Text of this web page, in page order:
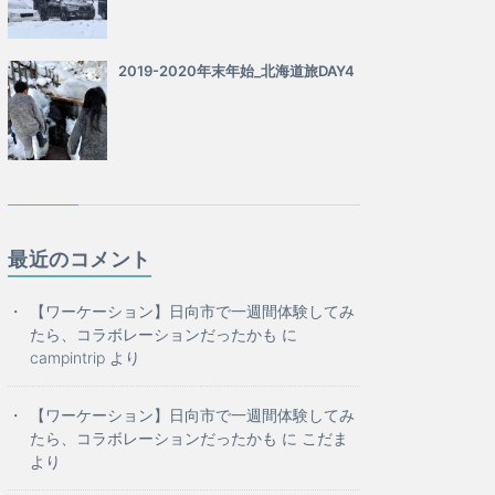
2019-2020年末年始_北海道旅DAY4
最近のコメント
【ワーケーション】日向市で一週間体験してみ
たら、コラボレーションだったかも に
campintrip より
【ワーケーション】日向市で一週間体験してみ
たら、コラボレーションだったかも に こだま
より